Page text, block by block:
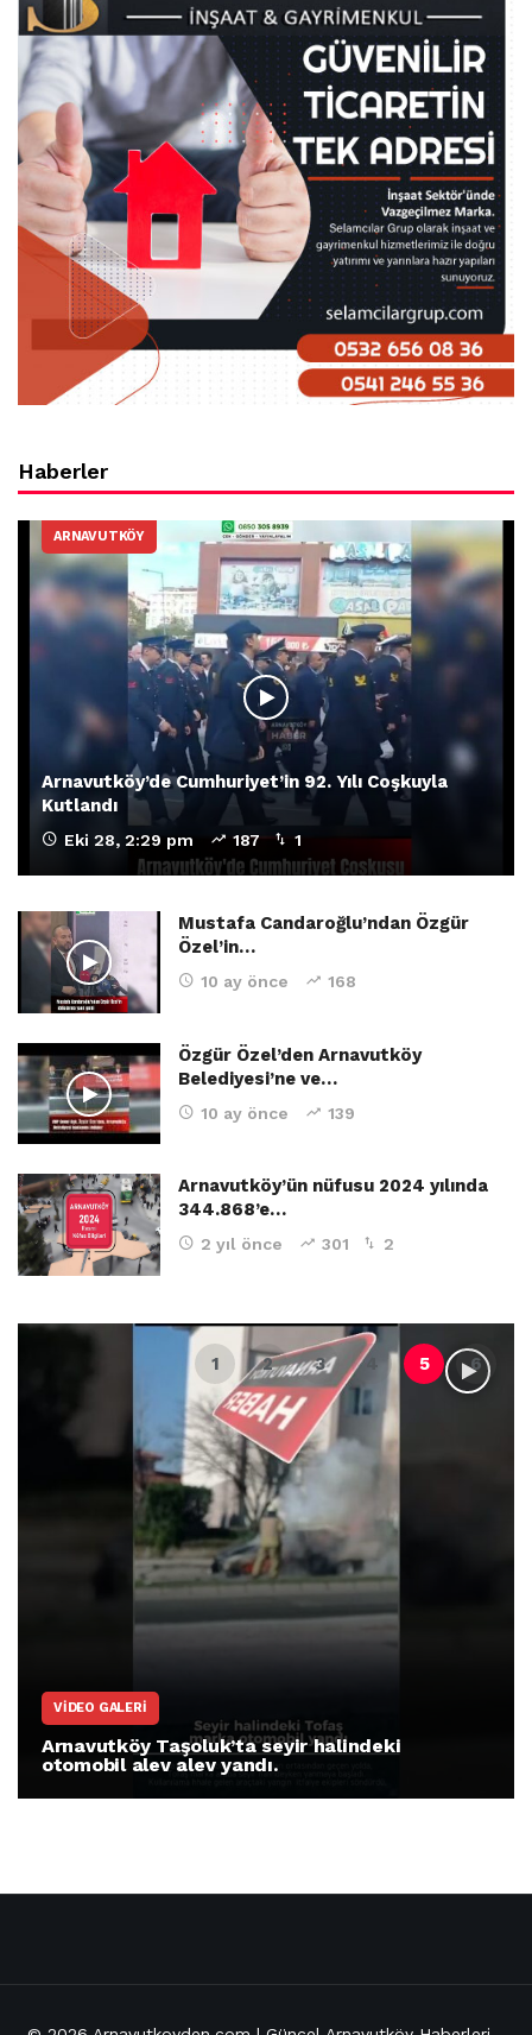
Haberler
ARNAVUTKÖY
Arnavutköy’de Cumhuriyet’in 92. Yılı Coşkuyla
Kutlandı
Eki 28, 2:29 pm 187 1
Mustafa Candaroğlu’ndan Özgür
Özel’in…
10 ay önce 168
Özgür Özel’den Arnavutköy
Belediyesi’ne ve…
10 ay önce 139
Arnavutköy’ün nüfusu 2024 yılında
344.868’e…
2 yıl önce 301 2
VIDEO GALERI
Arnavutköy Taşoluk’ta seyir halindeki
otomobil alev alev yandı.